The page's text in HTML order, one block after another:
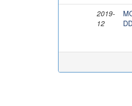
2019-
12